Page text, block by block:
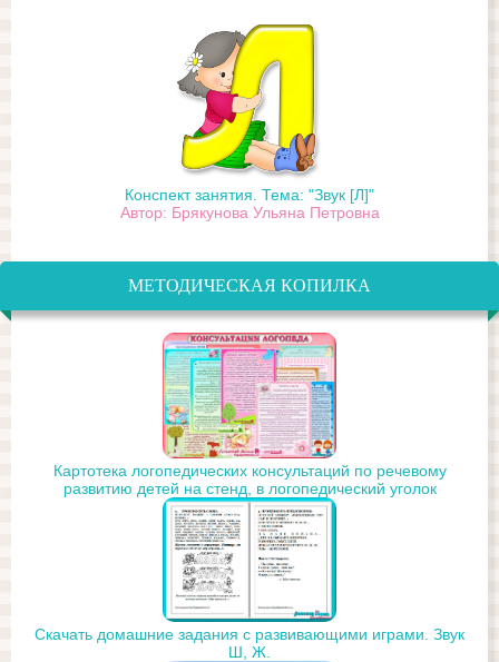
Конспект занятия. Тема: "Звук [Л]"
Автор: Брякунова Ульяна Петровна
МЕТОДИЧЕСКАЯ КОПИЛКА
Картотека логопедических консультаций по речевому
развитию детей на стенд, в логопедический уголок
Скачать домашние задания с развивающими играми. Звук
Ш, Ж.